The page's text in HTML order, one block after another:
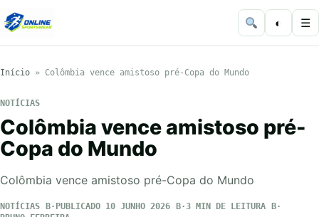
◐ ☰
Início » Colômbia vence amistoso pré-Copa do Mundo
NOTÍCIAS
Colômbia vence amistoso pré-
Copa do Mundo
Colômbia vence amistoso pré-Copa do Mundo
NOTÍCIAS PUBLICADO 10 JUNHO 2026
3 MIN DE LEITURA